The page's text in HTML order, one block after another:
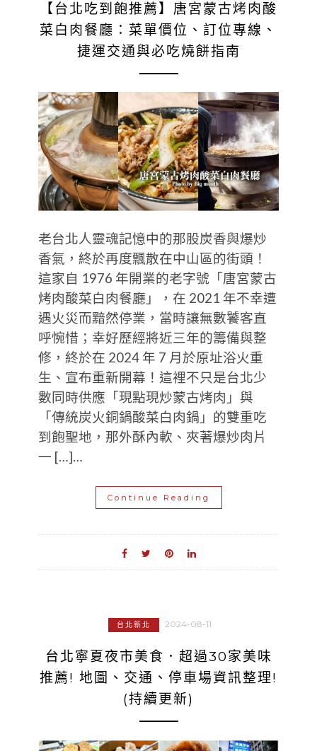
【台北吃到飽推薦】唐宮蒙古烤肉酸
菜白肉餐廳：菜單價位、訂位專線、
捷運交通與必吃燒餅指南
老台北人靈魂記憶中的那股炭香與爆炒
香氣，終於再度飄散在中山區的街頭！
這家自 1976 年開業的老字號「唐宮蒙古
烤肉酸菜白肉餐廳」，在 2021 年不幸遭
遇火災而黯然停業，當時讓無數饕客直
呼惋惜；幸好歷經將近三年的籌備與整
修，終於在 2024 年 7 月於原址浴火重
生、宣布重新開幕！這裡不只是台北少
數同時供應「現點現炒蒙古烤肉」與
「傳統炭火銅鍋酸菜白肉鍋」的雙重吃
到飽聖地，那外酥內軟、夾著爆炒肉片
一 […]…
Continue Reading
台北新北 2024-08-11
台北寧夏夜市美食．超過30家美味
推薦! 地圖、交通、停車場資訊整理!
(持續更新)